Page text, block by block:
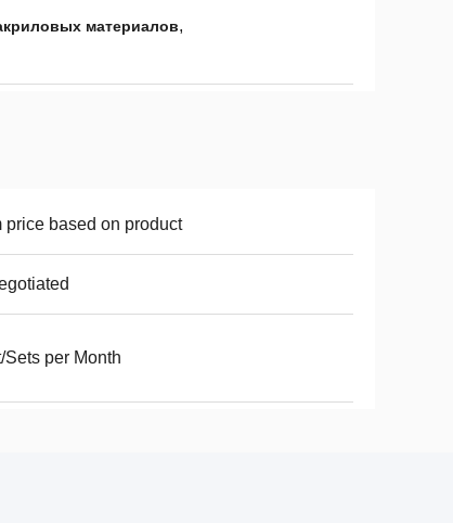
материалов,
price based on product
Sets per Month